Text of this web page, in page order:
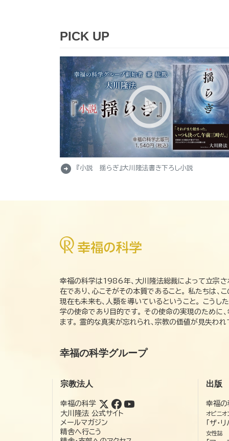
PICK UP
arrow_circle_right 『小説 揺らぎ』大川隆法書き下ろし小説
幸福の科学は1986年、大川隆法総裁によって立宗さ
在であり、心こそがその本質であること。 私たちは
現在も未来も、人類を導いているということ。 こう
学の使命であり目的です。 その使命の実現のために
ます。 霊的な真実が忘れられ、宗教の価値が見失わ
幸福の科学グループ
宗教法人
幸福の科学
大川隆法 公式サイト
メールマガジン
精舎へ行こう
出版
幸福の
オピニオ
「ザ・
女性誌